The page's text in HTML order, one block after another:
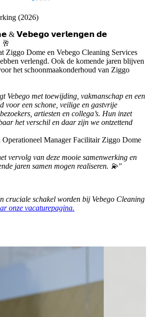
(2026)
& 𝗩𝗲𝗯𝗲𝗴𝗼 𝘃𝗲𝗿𝗹𝗲𝗻𝗴𝗲𝗻 𝗱𝗲
Ziggo Dome en Vebego Cleaning Services
verlengd. Ook de komende jaren blijven
het schoonmaakonderhoud van Ziggo
Vebego met toewijding, vakmanschap en een
voor een schone, veilige en gastvrije
artiesten en collega’s. Hun inzet
het verschil en daar zijn we ontzettend
Manager Facilitair Ziggo Dome
vervolg van deze mooie samenwerking en
jaren samen mogen realiseren. 💫"
cruciale schakel worden bij Vebego Cleaning
onze vacaturepagina.